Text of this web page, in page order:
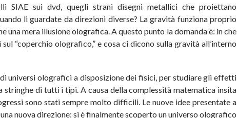
SIAE sui dvd, quegli strani disegni metallici che proiettano
li guardate da direzioni diverse? La gravità funziona proprio
una mera illusione olografica. A questo punto la domanda è: in che
“coperchio olografico,” e cosa ci dicono sulla gravità all’interno
universi olografici a disposizione dei fisici, per studiare gli effetti
stringhe di tutti i tipi. A causa della complessità matematica insita
sono stati sempre molto difficili. Le nuove idee presentate a
nuova direzione: si è finalmente scoperto un universo olografico